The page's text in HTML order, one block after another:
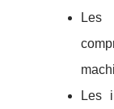
Les
Les